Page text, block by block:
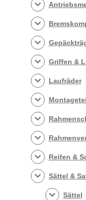
Griffen &
Laufräder
Reifen &
Sättel &
Sättel